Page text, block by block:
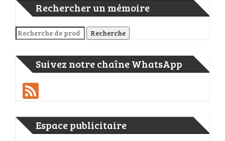
Rechercher un mémoire
Recherche pour : Recherche
Suivez notre chaîne WhatsApp
Espace publicitaire